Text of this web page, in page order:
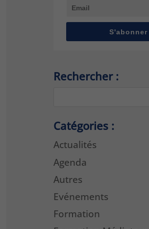
S'abonner
Rechercher :
Catégories :
Actualités
Agenda
Autres
Evénements
Formation